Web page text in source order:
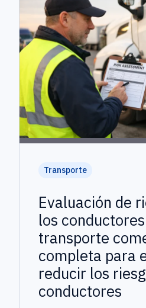
Transporte
Evaluación de
los
transporte
completa para
reducir los
conductores